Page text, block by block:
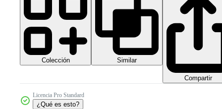
Colección Similar
Compartir
Licencia Pro Standard
¿Qué es esto?